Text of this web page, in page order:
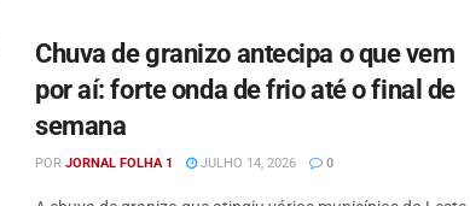
Chuva de granizo antecipa o que vem
por aí: forte onda de frio até o final de
semana
POR JORNAL FOLHA 1 JULHO 14, 2026 0